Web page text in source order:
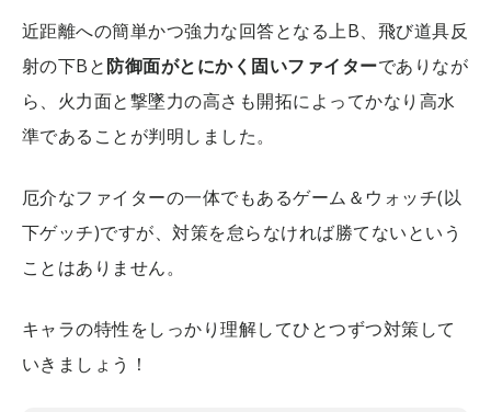
近距離への簡単かつ強力な回答となる上B、飛び道具反
射の下Bと防御面がとにかく固いファイターでありなが
ら、火力面と撃墜力の高さも開拓によってかなり高水
準であることが判明しました。
厄介なファイターの一体でもあるゲーム＆ウォッチ(以
下ゲッチ)ですが、対策を怠らなければ勝てないという
ことはありません。
キャラの特性をしっかり理解してひとつずつ対策して
いきましょう！